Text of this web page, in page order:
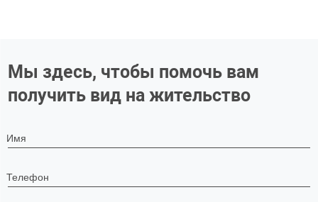
Мы здесь, чтобы помочь вам
получить вид на жительство
Имя
Телефон